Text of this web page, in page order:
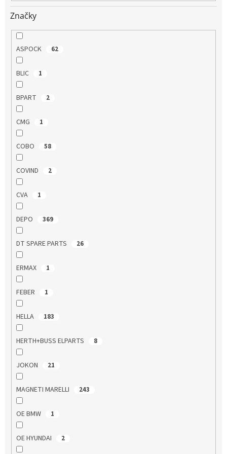
Značky
ASPOCK 62
BLIC 1
BPART 2
CMG 1
COBO 58
COVIND 2
CVA 1
DEPO 369
DT SPARE PARTS 26
ERMAX 1
FEBER 1
HELLA 183
HERTH+BUSS ELPARTS 8
JOKON 21
MAGNETI MARELLI 243
OE BMW 1
OE HYUNDAI 2